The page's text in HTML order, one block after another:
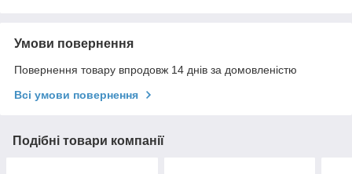
Умови повернення
Повернення товару впродовж 14 днів за домовленістю
Всі умови повернення
Подібні товари компанії